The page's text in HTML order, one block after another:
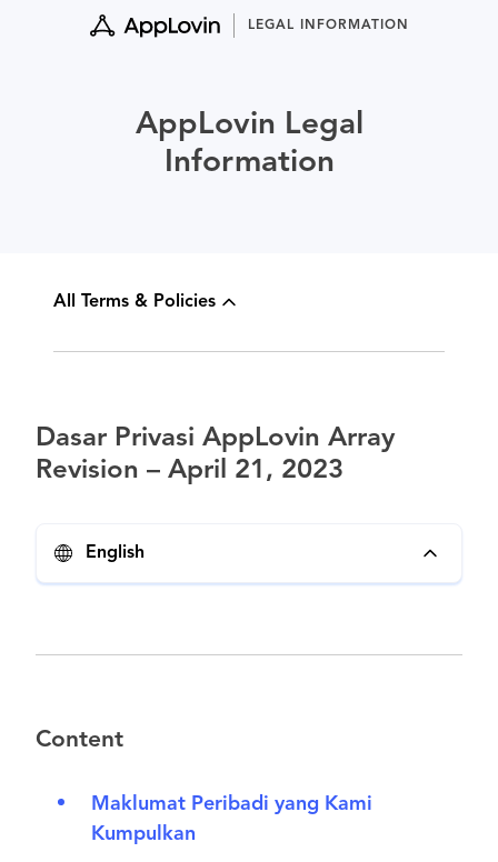
LEGAL INFORMATION
AppLovin Legal
Information
All Terms & Policies
Dasar Privasi AppLovin Array
Revision – April 21, 2023
English
Content
Maklumat Peribadi yang Kami
Kumpulkan